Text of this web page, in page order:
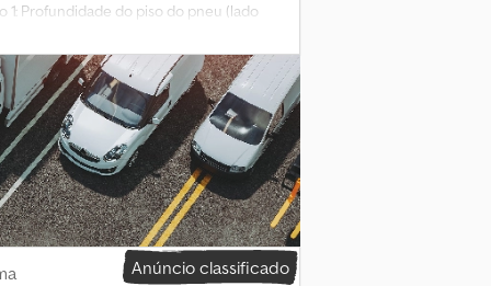
1: Profundidade do piso do pneu (lado
Ap Ieck Eixo traseiro 2:
do pneu (lado direito): 7 mm Eixo traseiro
do pneu (lado direito): 7 mm Pesos Peso
Danos: Nenhum
Anúncio classificado